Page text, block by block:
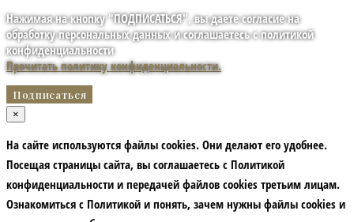
Нажимая на кнопку "ПОДПИСАТЬСЯ", вы даете согласие на
обработку персональных данных и соглашаетесь с политикой
конфиденциальности
Прочитать политику конфиденциальности.
×
На сайте используются файлы cookies. Они делают его удобнее.
Посещая страницы сайта, вы соглашаетесь с Политикой
конфиденциальности и передачей файлов cookies третьим лицам.
Ознакомиться с Политикой и понять, зачем нужны файлы сookies и